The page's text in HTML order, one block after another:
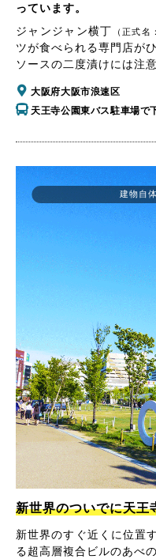
っています。
ジャンジャン横丁
（正式名
ツが食べられる専門店が
ソースの二度漬けには注
大阪府大阪市浪速区
天王寺公園東バス駐車場で
新世界のついでに天王
新世界のすぐ近くに位置
る超高層複合ビルのあべ
建物自